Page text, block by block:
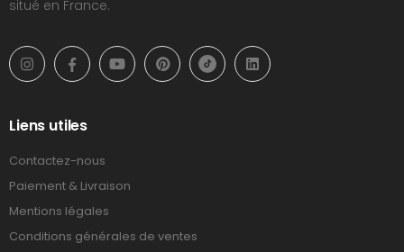
situé en France.
Liens utiles
Contactez-nous
Paiement & Livraison
Mentions légales
Conditions générales de ventes